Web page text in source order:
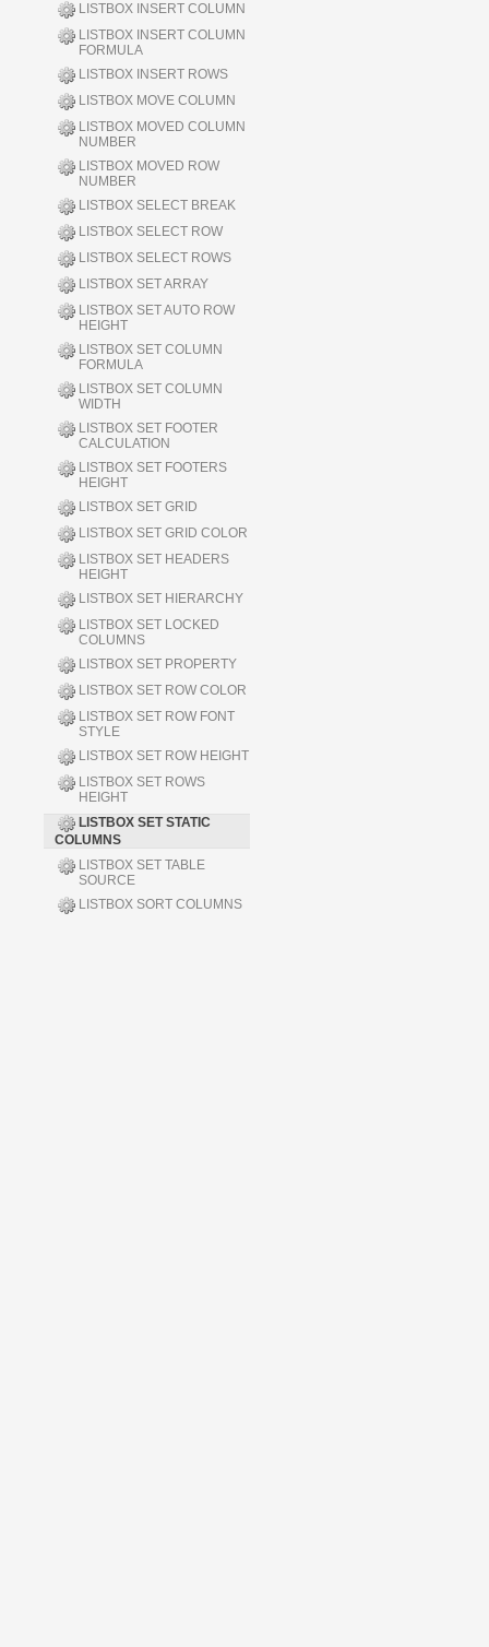
LISTBOX INSERT COLUMN
LISTBOX INSERT COLUMN
FORMULA
LISTBOX INSERT ROWS
LISTBOX MOVE COLUMN
LISTBOX MOVED COLUMN
NUMBER
LISTBOX MOVED ROW
NUMBER
LISTBOX SELECT BREAK
LISTBOX SELECT ROW
LISTBOX SELECT ROWS
LISTBOX SET ARRAY
LISTBOX SET AUTO ROW
HEIGHT
LISTBOX SET COLUMN
FORMULA
LISTBOX SET COLUMN
WIDTH
LISTBOX SET FOOTER
CALCULATION
LISTBOX SET FOOTERS
HEIGHT
LISTBOX SET GRID
LISTBOX SET GRID COLOR
LISTBOX SET HEADERS
HEIGHT
LISTBOX SET HIERARCHY
LISTBOX SET LOCKED
COLUMNS
LISTBOX SET PROPERTY
LISTBOX SET ROW COLOR
LISTBOX SET ROW FONT
STYLE
LISTBOX SET ROW HEIGHT
LISTBOX SET ROWS
HEIGHT
LISTBOX SET STATIC
COLUMNS
LISTBOX SET TABLE
SOURCE
LISTBOX SORT COLUMNS